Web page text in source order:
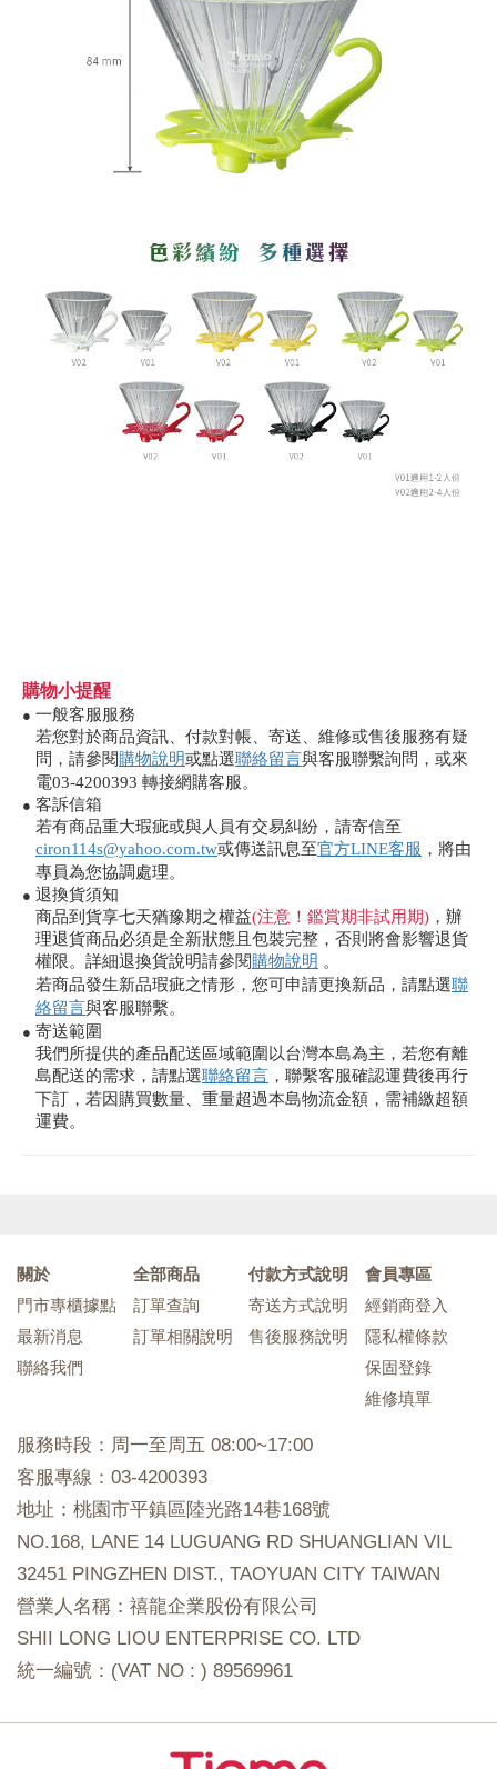
購物小提醒
● 一般客服服務
若您對於商品資訊、付款對帳、寄送、維修或售後服務有疑
問，請參閱購物說明或點選聯絡留言與客服聯繫詢問，或來
電03-4200393 轉接網購客服。
● 客訴信箱
若有商品重大瑕疵或與人員有交易糾紛，請寄信至
ciron114s@yahoo.com.tw或傳送訊息至官方LINE客服 ，將由
專員為您協調處理。
● 退換貨須知
商品到貨享七天猶豫期之權益(注意！鑑賞期非試用期) ，辦
理退貨商品必須是全新狀態且包裝完整，否則將會影響退貨
權限。詳細退換貨說明請參閱購物說明 。
若商品發生新品瑕疵之情形，您可申請更換新品，請點選聯
絡留言與客服聯繫。
● 寄送範圍
我們所提供的產品配送區域範圍以台灣本島為主，若您有離
島配送的需求，請點選聯絡留言 ，聯繫客服確認運費後再行
下訂，若因購買數量、重量超過本島物流金額，需補繳超額
運費。
關於
門市專櫃據點
最新消息
聯絡我們
全部商品
訂單查詢
訂單相關說明
付款方式說明
寄送方式說明
售後服務說明
會員專區
經銷商登入
隱私權條款
保固登錄
維修填單
服務時段：周一至周五 08:00~17:00
客服專線：03-4200393
地址：桃園市平鎮區陸光路14巷168號
NO.168, LANE 14 LUGUANG RD SHUANGLIAN VIL
32451 PINGZHEN DIST., TAOYUAN CITY TAIWAN
營業人名稱：禧龍企業股份有限公司
SHII LONG LIOU ENTERPRISE CO. LTD
統一編號：(VAT NO : ) 89569961